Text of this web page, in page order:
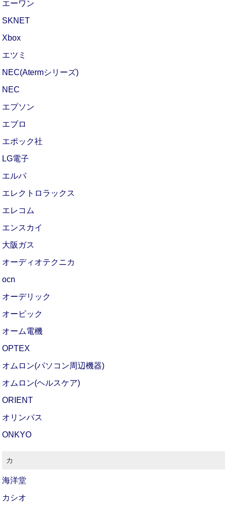
エーワン
SKNET
Xbox
エツミ
NEC(Atermシリーズ)
NEC
エプソン
エブロ
エポック社
LG電子
エルパ
エレクトロラックス
エレコム
エンスカイ
大阪ガス
オーディオテクニカ
ocn
オーデリック
オービック
オーム電機
OPTEX
オムロン(パソコン周辺機器)
オムロン(ヘルスケア)
ORIENT
オリンパス
ONKYO
カ
海洋堂
カシオ